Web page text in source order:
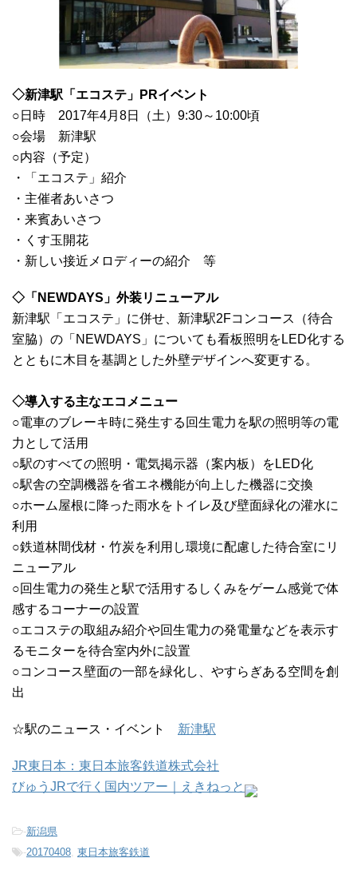
◇新津駅「エコステ」PRイベント
○日時 2017年4月8日（土）9:30～10:00頃
○会場 新津駅
○内容（予定）
・「エコステ」紹介
・主催者あいさつ
・来賓あいさつ
・くす玉開花
・新しい接近メロディーの紹介 等
◇「NEWDAYS」外装リニューアル
新津駅「エコステ」に併せ、新津駅2Fコンコース（待合
室脇）の「NEWDAYS」についても看板照明をLED化する
とともに木目を基調とした外壁デザインへ変更する。
◇導入する主なエコメニュー
○電車のブレーキ時に発生する回生電力を駅の照明等の電
力として活用
○駅のすべての照明・電気掲示器（案内板）をLED化
○駅舎の空調機器を省エネ機能が向上した機器に交換
○ホーム屋根に降った雨水をトイレ及び壁面緑化の灌水に
利用
○鉄道林間伐材・竹炭を利用し環境に配慮した待合室にリ
ニューアル
○回生電力の発生と駅で活用するしくみをゲーム感覚で体
感するコーナーの設置
○エコステの取組み紹介や回生電力の発電量などを表示す
るモニターを待合室内外に設置
○コンコース壁面の一部を緑化し、やすらぎある空間を創
出
☆駅のニュース・イベント 新津駅
JR東日本：東日本旅客鉄道株式会社
びゅうJRで行く国内ツアー｜えきねっと
-新潟県
-20170408, 東日本旅客鉄道